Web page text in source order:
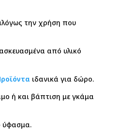
την χρήση που
από υλικό
ιδανικά για δώρο.
ή και βάπτιση με γκάμα
ύφασμα.